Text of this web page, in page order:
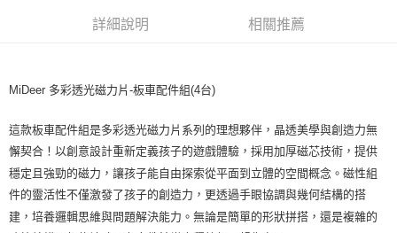
付款後全家取貨
7-11取貨付款
每筆NT$85，滿NT$999(含以上)免運費
付款後7-11取貨
每筆NT$85，滿NT$999(含以上)免運費
詳細說明 相關推薦
MiDeer 多彩透光磁力片-板車配件組(4台)
這款板車配件組是多彩透光磁力片系列的理想夥伴，晶透美學與創造力無
懈契合！以創意設計重新定義孩子的遊戲體驗，採用加厚磁芯技術，提供
穩定且強勁的磁力，讓孩子能自由探索從平面到立體的空間概念。磁性組
件的靈活性不僅激發了孩子的創造力，更透過手眼協調與幾何結構的搭
建，培養邏輯思維與問題解決能力。無論是簡單的形狀拼搭，還是複雜的